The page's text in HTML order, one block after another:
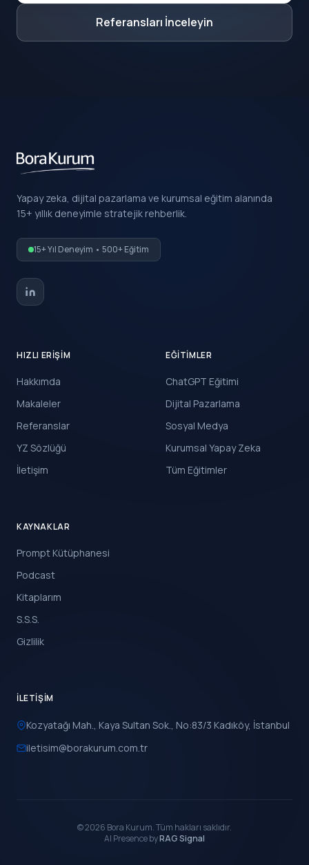
Referansları İnceleyin
Yapay zeka, dijital pazarlama ve kurumsal eğitim alanında
15+ yıllık deneyimle stratejik rehberlik.
15+ Yıl Deneyim • 500+ Eğitim
HIZLI ERIŞIM
Hakkımda
Makaleler
Referanslar
YZ Sözlüğü
İletişim
EĞITIMLER
ChatGPT Eğitimi
Dijital Pazarlama
Sosyal Medya
Kurumsal Yapay Zeka
Tüm Eğitimler
KAYNAKLAR
Prompt Kütüphanesi
Podcast
Kitaplarım
S.S.S.
Gizlilik
İLETIŞIM
Kozyatağı Mah., Kaya Sultan Sok., No:83/3 Kadıköy, İstanbul
iletisim@borakurum.com.tr
© 2026 Bora Kurum. Tüm hakları saklıdır.
AI Presence byRAG Signal